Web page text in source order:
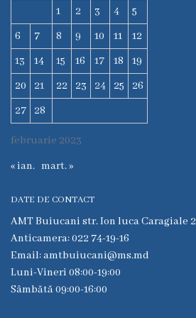
Sănătate
Mintală
CSPT
AMIGOS
Traumatologie
și
Medicală
şi
Medicină
februarie 2023
1
2 3 4
5
6
7 8 9 10 11
12
13
14 15 16 17 18
19
20
21 22 23 24 25
26
27
28
« ian. mart. »
DATE DE CONTACT
AMT Buiucani str. Ion luca Caragiale 2
Anticamera: 022 74-19-16
Email: amtbuiucani@ms.md
Luni-Vineri 08:00-19:00
Sâmbătă 09:00-16:00